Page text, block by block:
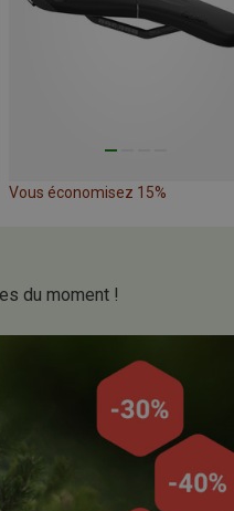
Vous économisez 15%
du moment !